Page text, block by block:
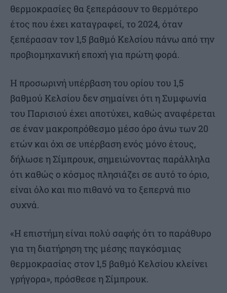
θερμοκρασίες θα ξεπεράσουν το θερμότερο
έτος που έχει καταγραφεί, το 2024, όταν
ξεπέρασαν τον 1,5 βαθμό Κελσίου πάνω από την
προβιομηχανική εποχή για πρώτη φορά.
Η προσωρινή υπέρβαση του ορίου του 1,5
βαθμού Κελσίου δεν σημαίνει ότι η Συμφωνία
του Παρισιού έχει αποτύχει, καθώς αναφέρεται
σε έναν μακροπρόθεσμο μέσο όρο άνω των 20
ετών και όχι σε υπέρβαση ενός μόνο έτους,
δήλωσε η Σίμπρουκ, σημειώνοντας παράλληλα
ότι καθώς ο κόσμος πλησιάζει σε αυτό το όριο,
είναι όλο και πιο πιθανό να το ξεπερνά πιο
συχνά.
«Η επιστήμη είναι πολύ σαφής ότι το παράθυρο
για τη διατήρηση της μέσης παγκόσμιας
θερμοκρασίας στον 1,5 βαθμό Κελσίου κλείνει
γρήγορα», πρόσθεσε η Σίμπρουκ.